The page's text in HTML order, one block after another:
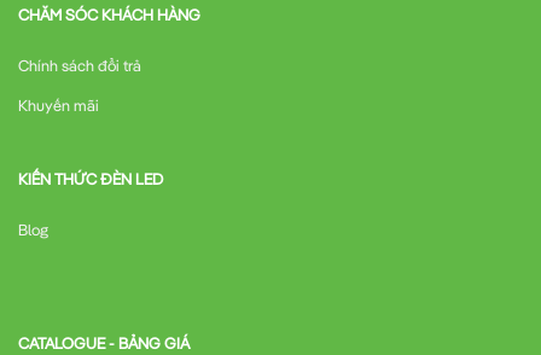
CHĂM SÓC KHÁCH HÀNG
Chính sách đổi trả
Khuyến mãi
KIẾN THỨC ĐÈN LED
Blog
CATALOGUE - BẢNG GIÁ